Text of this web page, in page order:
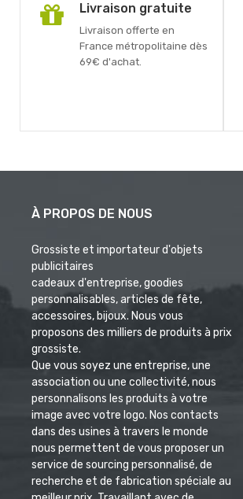
Livraison gratuite
Livraison offerte en
France métropolitaine dès
69€ d'achat.
À PROPOS DE NOUS
Grossiste et importateur d'objets
publicitaires
cadeaux d'entreprise, goodies
personnalisables, articles de fête,
accessoires, bijoux. Nous vous
proposons des milliers de produits à prix
grossiste.
Que vous soyez une entreprise, une
association ou une collectivité, nous
personnalisons les produits à votre
image avec votre logo. Nos contacts
dans des usines à travers le monde
nous permettent de vous proposer un
service de sourcing personnalisé, de
recherche et de fabrication spéciale au